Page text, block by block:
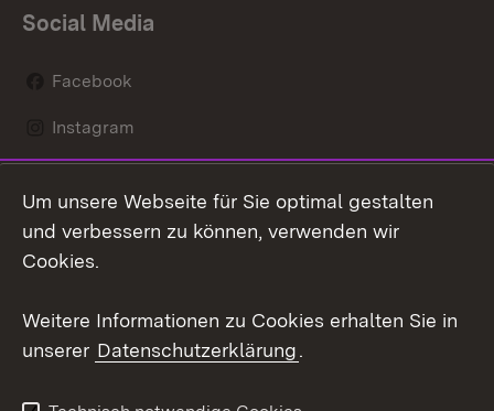
Social Media
Facebook
Instagram
Mastodon
Youtube
Kontakt
Datenschutz
Um unsere Webseite für Sie optimal gestalten
und verbessern zu können, verwenden wir
Cookies.
Weitere Informationen zu Cookies erhalten Sie in
unserer Datenschutzerklärung.